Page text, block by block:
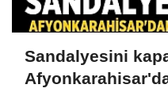
Sandalyesini